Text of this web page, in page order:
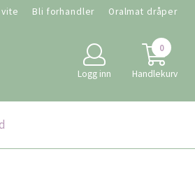
Bli forhandler Oralmat dråper
Logg inn
0
Handlekurv